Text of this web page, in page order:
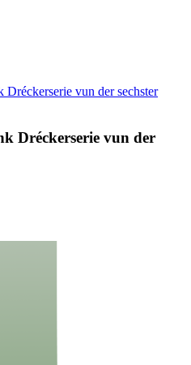
Dréckerserie vun der sechster
Dréckerserie vun der